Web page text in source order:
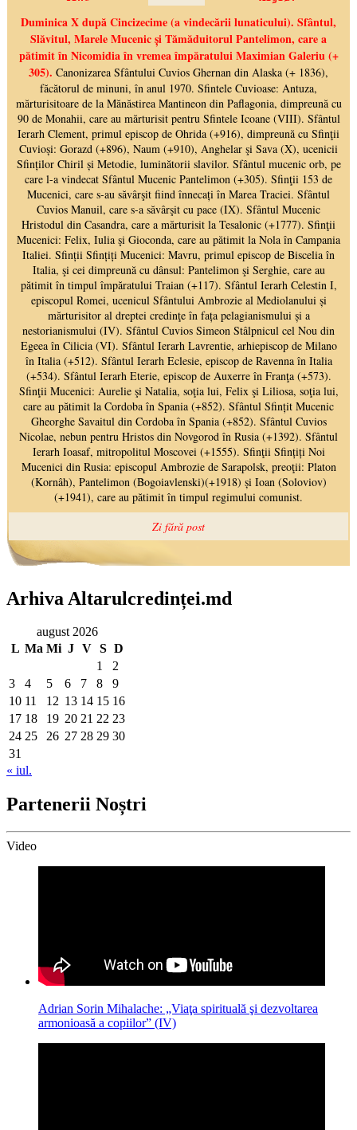
Arhiva Altarulcredinței.md
august 2026
L Ma Mi J V S D
1
2
3
4 5 6 7 8
9
10 11 12 13 14 15 16
17 18 19 20 21 22 23
24 25 26 27 28 29 30
31
« iul.
Partenerii Noștri
Video
Adrian Sorin Mihalache: „Viaţa spirituală şi dezvoltarea
armonioasă a copiilor” (IV)